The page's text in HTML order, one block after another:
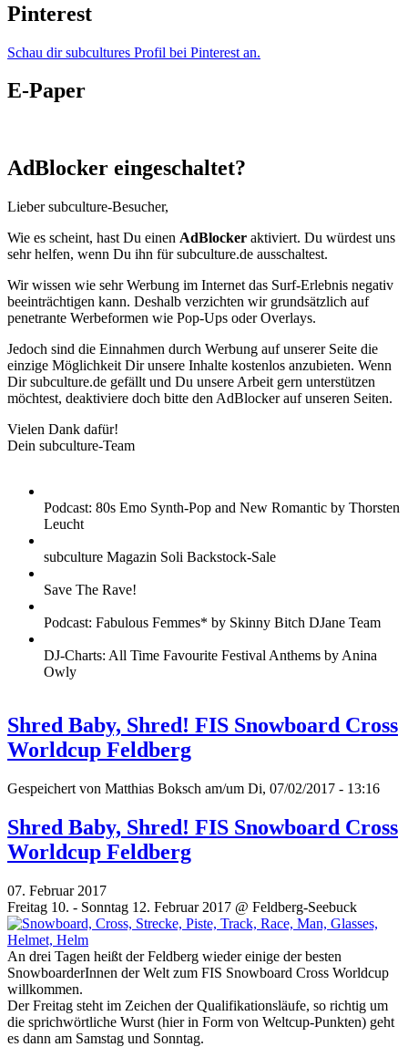
Pinterest
Schau dir subcultures Profil bei Pinterest an.
E-Paper
AdBlocker eingeschaltet?
Lieber subculture-Besucher,
Wie es scheint, hast Du einen AdBlocker aktiviert. Du würdest uns
sehr helfen, wenn Du ihn für subculture.de ausschaltest.
Wir wissen wie sehr Werbung im Internet das Surf-Erlebnis negativ
beeinträchtigen kann. Deshalb verzichten wir grundsätzlich auf
penetrante Werbeformen wie Pop-Ups oder Overlays.
Jedoch sind die Einnahmen durch Werbung auf unserer Seite die
einzige Möglichkeit Dir unsere Inhalte kostenlos anzubieten. Wenn
Dir subculture.de gefällt und Du unsere Arbeit gern unterstützen
möchtest, deaktiviere doch bitte den AdBlocker auf unseren Seiten.
Vielen Dank dafür!
Dein subculture-Team
Podcast: 80s Emo Synth-Pop and New Romantic by Thorsten
Leucht
subculture Magazin Soli Backstock-Sale
Save The Rave!
Podcast: Fabulous Femmes* by Skinny Bitch DJane Team
DJ-Charts: All Time Favourite Festival Anthems by Anina
Owly
Shred Baby, Shred! FIS Snowboard Cross
Worldcup Feldberg
Gespeichert von Matthias Boksch am/um Di, 07/02/2017 - 13:16
Shred Baby, Shred! FIS Snowboard Cross
Worldcup Feldberg
07. Februar 2017
Freitag 10. - Sonntag 12. Februar 2017 @ Feldberg-Seebuck
An drei Tagen heißt der Feldberg wieder einige der besten
SnowboarderInnen der Welt zum FIS Snowboard Cross Worldcup
willkommen.
Der Freitag steht im Zeichen der Qualifikationsläufe, so richtig um
die sprichwörtliche Wurst (hier in Form von Weltcup-Punkten) geht
es dann am Samstag und Sonntag.